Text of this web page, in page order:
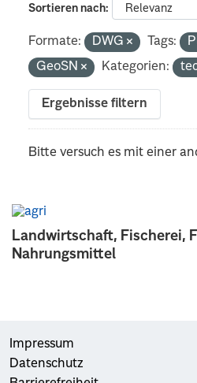
Landwirtschaft, Fischerei,
Nahrungsmittel
Sortieren nach
Formate: DWG Tags:
GeoSN
Kategorien:
Ergebnisse filtern
Bitte versuch es mit einer
Impressum
Datenschutz